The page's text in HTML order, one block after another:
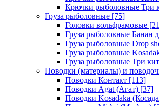
Крючки рыболовные Три
Груза рыболовные [75]
Головки вольфрамовые
Груза рыболовные Банан
Груза рыболовные Drop
Груза рыболовные
Груза рыболовные Три
Поводки (материалы) и
Поводки Контакт [113]
Поводки Agat (Агат) [37]
Поводки Kosadaka